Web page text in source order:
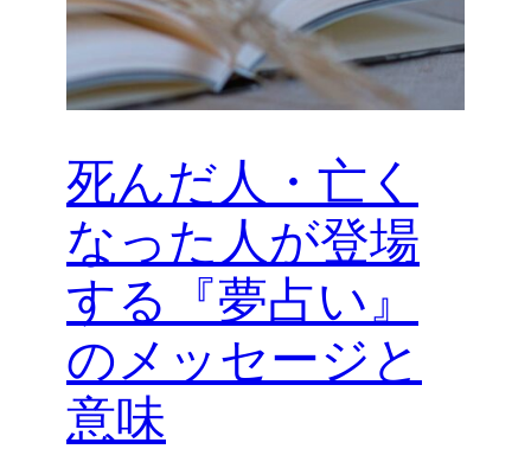
死んだ人・亡く
なった人が登場
する『夢占い』
のメッセージと
意味